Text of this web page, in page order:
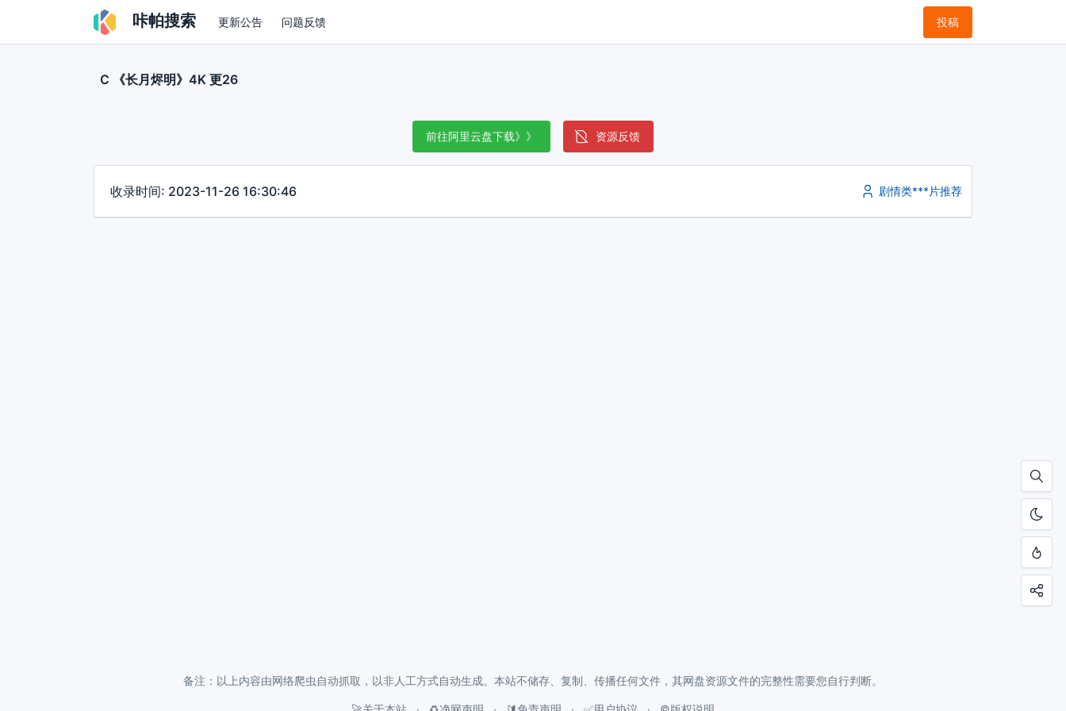
咔帕搜索 投稿
更新公告 问题反馈
C 《长月烬明》4K 更26
前往阿里云盘下载》》 资源反馈
收录时间: 2023-11-26 16:30:46 剧情类***片推荐
备注：以上内容由网络爬虫自动抓取，以非人工方式自动生成。本站不储存、复制、传播任何文件，其网盘资源文件的完整性需要您自行判断。